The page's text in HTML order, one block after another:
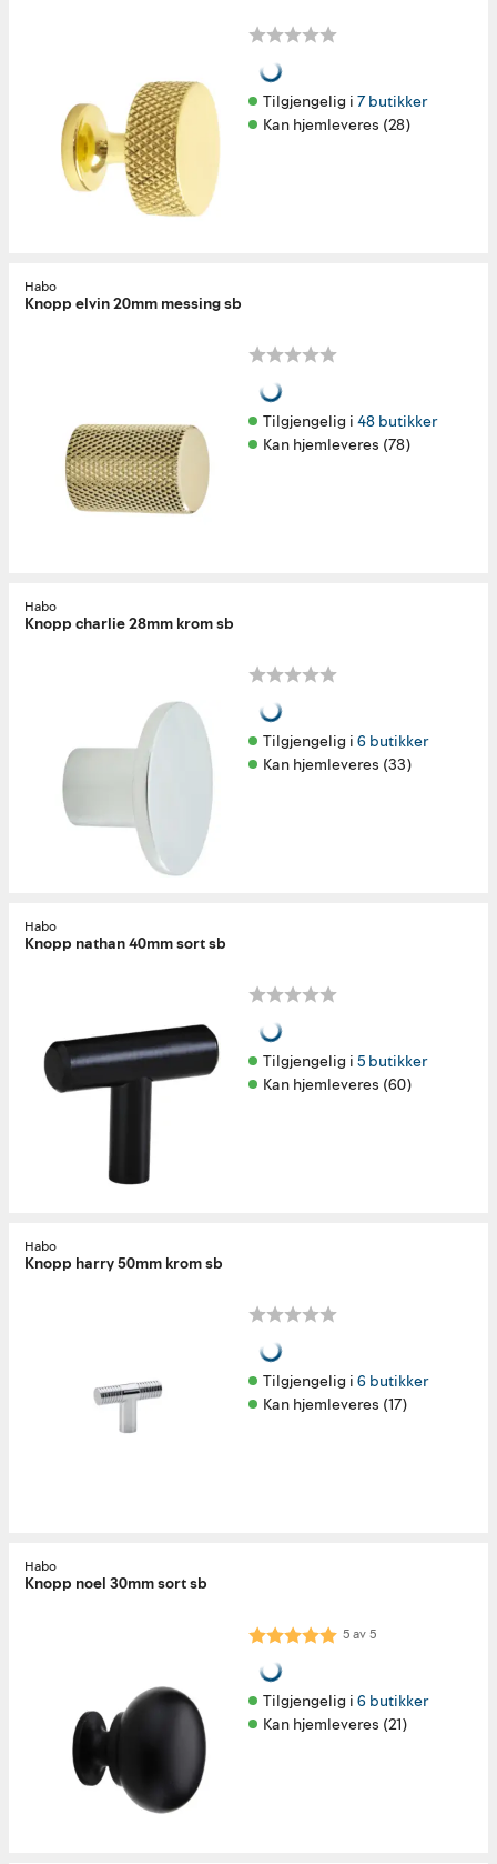
Tilgjengelig i 7 butikker
Kan hjemleveres (28)
Habo
Knopp elvin 20mm messing sb
Tilgjengelig i 48 butikker
Kan hjemleveres (78)
Habo
Knopp charlie 28mm krom sb
Tilgjengelig i 6 butikker
Kan hjemleveres (33)
Habo
Knopp nathan 40mm sort sb
Tilgjengelig i 5 butikker
Kan hjemleveres (60)
Habo
Knopp harry 50mm krom sb
Tilgjengelig i 6 butikker
Kan hjemleveres (17)
Habo
Knopp noel 30mm sort sb
Karakter: 5.0 av 5 mulige
5av5
Tilgjengelig i 6 butikker
Kan hjemleveres (21)